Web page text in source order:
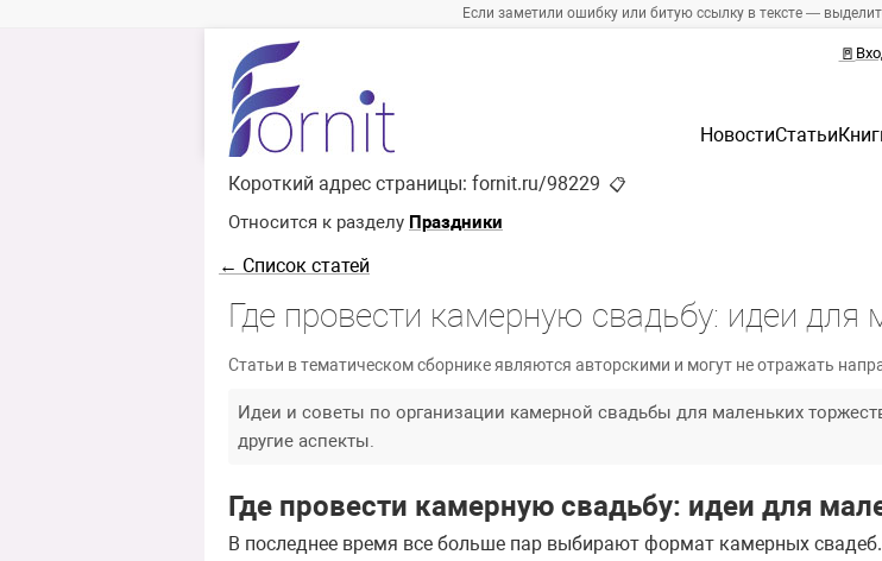
Если заметили ошибку или битую ссылку в тексте —
🚪
НовостиСтатьи
Короткий адрес страницы: fornit.ru/98229 📋
Относится к разделу Праздники
← Список статей
Где провести камерную свадьбу: идеи для
Статьи в тематическом сборнике являются авторскими и могут не отражать
Идеи и советы по организации камерной свадьбы для маленьких
другие аспекты.
Где провести камерную свадьбу: идеи для
В последнее время все больше пар выбирают формат камерных